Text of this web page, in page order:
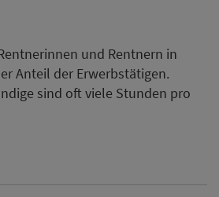
und Rentnern in
Anteil der Erwerbstätigen.
sind oft viele Stunden pro